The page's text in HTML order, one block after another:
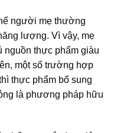
người mẹ thường
lượng. Vì vậy, mẹ
nguồn thực phẩm giàu
một số trường hợp
thực phẩm bổ sung
là phương pháp hữu